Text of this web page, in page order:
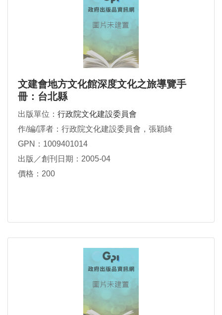
文建會地方文化館深度文化之旅導覽手
冊：台北縣
出版單位： 行政院文化建設委員會
作/編/譯者：行政院文化建設委員會，張穎綺
GPN：1009401014
出版／創刊日期：2005-04
價格：200